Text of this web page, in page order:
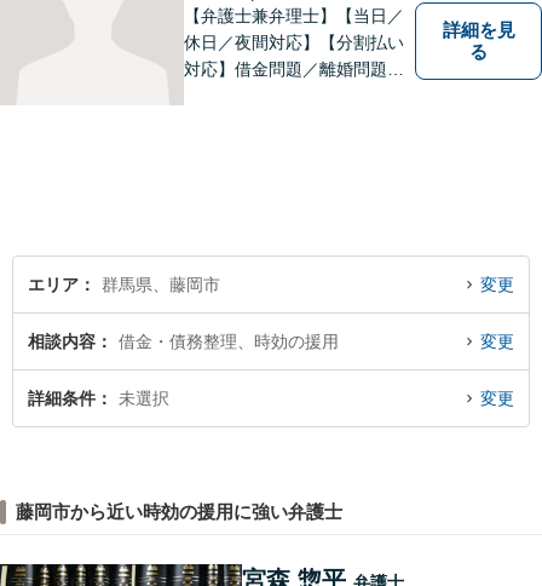
【弁護士兼弁理士】【当日／
休日／夜間対応】【分割払い
対応】借金問題／離婚問題／
談ください。
詳細を見
る
エリア 群馬県、藤岡市 変更
相談内容 借金・債務整理、時効の援用 変更
詳細条件 未選択 変更
藤岡市から近い時効の援用に強い弁護士
宮森 惣平 弁護士